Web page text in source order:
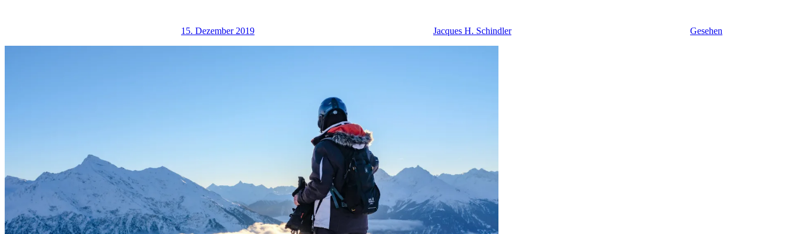
15. Dezember 2019 Jacques H. Schindler Gesehen